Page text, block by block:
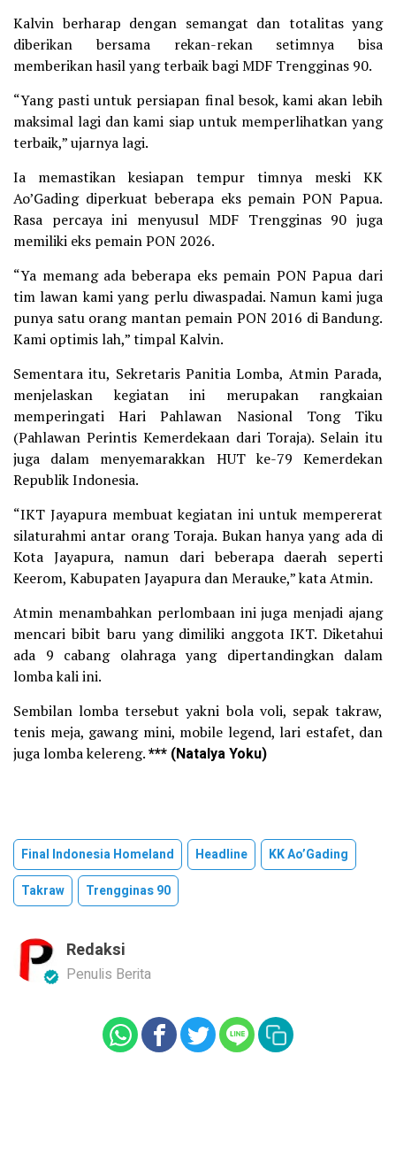
Kalvin berharap dengan semangat dan totalitas yang
diberikan bersama rekan-rekan setimnya bisa
memberikan hasil yang terbaik bagi MDF Trengginas 90.
“Yang pasti untuk persiapan final besok, kami akan lebih
maksimal lagi dan kami siap untuk memperlihatkan yang
terbaik,” ujarnya lagi.
Ia memastikan kesiapan tempur timnya meski KK
Ao’Gading diperkuat beberapa eks pemain PON Papua.
Rasa percaya ini menyusul MDF Trengginas 90 juga
memiliki eks pemain PON 2026.
“Ya memang ada beberapa eks pemain PON Papua dari
tim lawan kami yang perlu diwaspadai. Namun kami juga
punya satu orang mantan pemain PON 2016 di Bandung.
Kami optimis lah,” timpal Kalvin.
Sementara itu, Sekretaris Panitia Lomba, Atmin Parada,
menjelaskan kegiatan ini merupakan rangkaian
memperingati Hari Pahlawan Nasional Tong Tiku
(Pahlawan Perintis Kemerdekaan dari Toraja). Selain itu
juga dalam menyemarakkan HUT ke-79 Kemerdekan
Republik Indonesia.
“IKT Jayapura membuat kegiatan ini untuk mempererat
silaturahmi antar orang Toraja. Bukan hanya yang ada di
Kota Jayapura, namun dari beberapa daerah seperti
Keerom, Kabupaten Jayapura dan Merauke,” kata Atmin.
Atmin menambahkan perlombaan ini juga menjadi ajang
mencari bibit baru yang dimiliki anggota IKT. Diketahui
ada 9 cabang olahraga yang dipertandingkan dalam
lomba kali ini.
Sembilan lomba tersebut yakni bola voli, sepak takraw,
tenis meja, gawang mini, mobile legend, lari estafet, dan
juga lomba kelereng.*** (Natalya Yoku)
Final Indonesia Homeland Headline
KK Ao’Gading
Takraw
Trengginas 90
Redaksi
Penulis Berita